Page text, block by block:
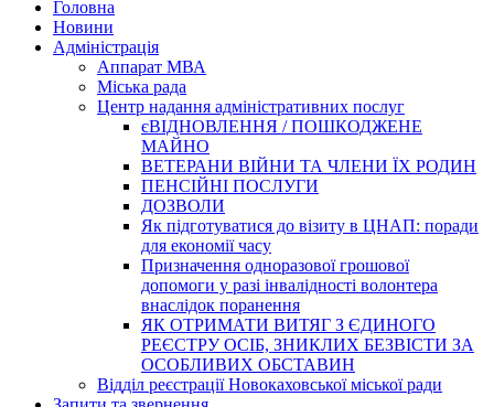
content
Головна
Новини
Адміністрація
Аппарат МВА
Міська рада
Центр надання адміністративних послуг
єВІДНОВЛЕННЯ / ПОШКОДЖЕНЕ
МАЙНО
ВЕТЕРАНИ ВІЙНИ ТА ЧЛЕНИ ЇХ РОДИН
ПЕНСІЙНІ ПОСЛУГИ
ДОЗВОЛИ
Як підготуватися до візиту в ЦНАП: поради
для економії часу
Призначення одноразової грошової
допомоги у разі інвалідності волонтера
внаслідок поранення
ЯК ОТРИМАТИ ВИТЯГ З ЄДИНОГО
РЕЄСТРУ ОСІБ, ЗНИКЛИХ БЕЗВІСТИ ЗА
ОСОБЛИВИХ ОБСТАВИН
Відділ реєстрації Новокаховської міської ради